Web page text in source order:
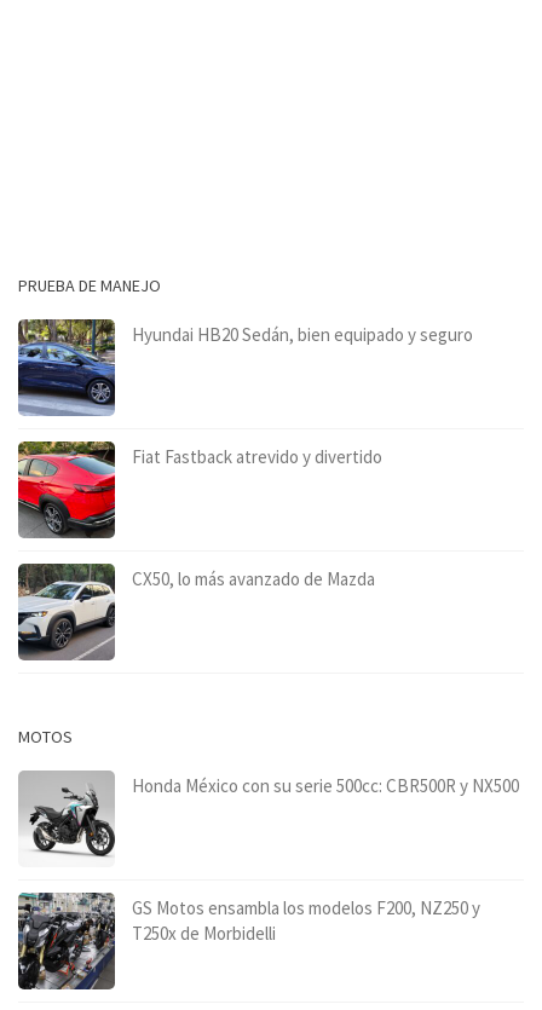
PRUEBA DE MANEJO
Hyundai HB20 Sedán, bien equipado y seguro
Fiat Fastback atrevido y divertido
CX50, lo más avanzado de Mazda
MOTOS
Honda México con su serie 500cc: CBR500R y NX500
GS Motos ensambla los modelos F200, NZ250 y
T250x de Morbidelli